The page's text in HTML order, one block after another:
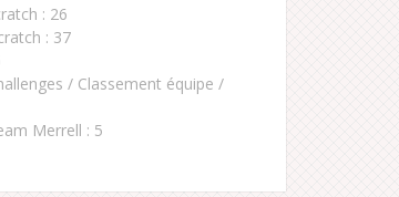
: 26
: 37
/ Classement équipe /
Merrell : 5